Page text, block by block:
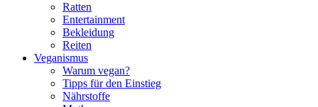
Ratten
Entertainment
Bekleidung
Reiten
Veganismus
Warum vegan?
Tipps für den Einstieg
Nährstoffe